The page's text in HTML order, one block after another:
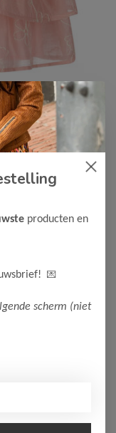
producten en
💌
scherm (niet